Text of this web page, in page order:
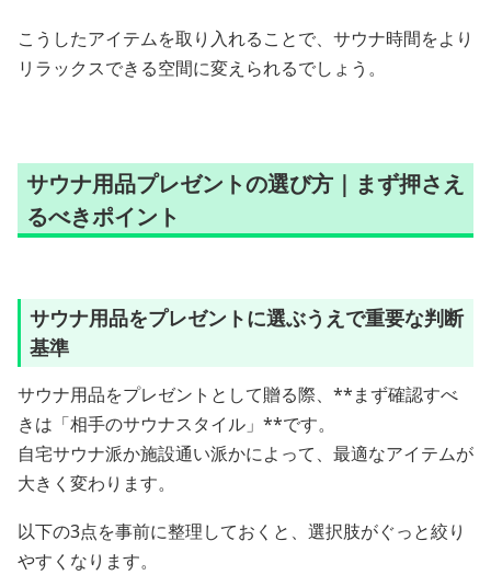
こうしたアイテムを取り入れることで、サウナ時間をより
リラックスできる空間に変えられるでしょう。
サウナ用品プレゼントの選び方｜まず押さえ
るべきポイント
サウナ用品をプレゼントに選ぶうえで重要な判断
基準
サウナ用品をプレゼントとして贈る際、**まず確認すべ
きは「相手のサウナスタイル」**です。
自宅サウナ派か施設通い派かによって、最適なアイテムが
大きく変わります。
以下の3点を事前に整理しておくと、選択肢がぐっと絞り
やすくなります。